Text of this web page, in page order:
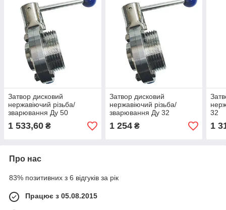
Затвор дисковий
нержавіючий різьба/
зварювання Ду 50
1 533,60 ₴
Затвор дисковий
нержавіючий різьба/
зварювання Ду 32
1 254₴
32
1
Про нас
83% позитивних з 6 відгуків за рік
Працює з 05.08.2015